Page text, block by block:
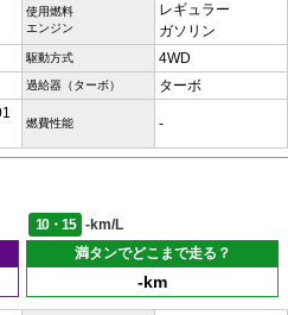
使用燃料
エンジン
レギュラー
ガソリン
駆動方式 4WD
過給器（ターボ） ターボ
燃費性能 -
10・15
-km/L
満タンでどこまで走る？
-km